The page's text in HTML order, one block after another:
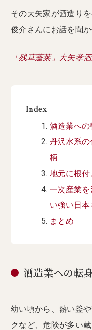
その大矢家が酒造り
俊介さんにお話を聞
「残草蓬莱」大矢孝
Index
酒造業へ
丹沢水系
柄
地元に根
一次産業を
い強い日
まとめ
酒造業への転
幼い頃から、熱い釜
クなど、危険が多い